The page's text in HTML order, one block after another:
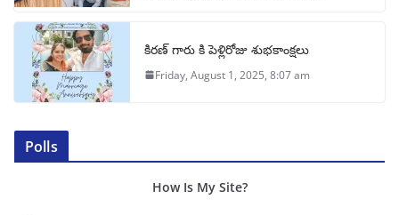
కిరణ్ గారు కి పెళ్లిరోజు శుభకాంక్షలు
Friday, August 1, 2025, 8:07 am
Polls
How Is My Site?